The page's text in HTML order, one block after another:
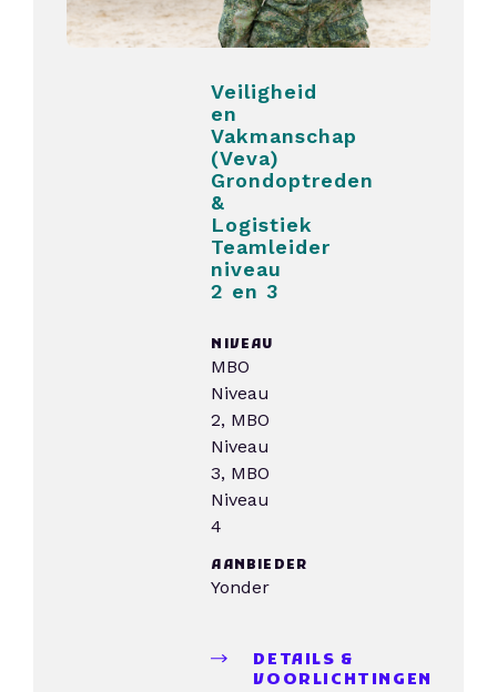
Veiligheid
en
Vakmanschap
(Veva)
Grondoptreden
&
Logistiek
Teamleider
niveau
2 en 3
NIVEAU
MBO
Niveau
2, MBO
Niveau
3, MBO
Niveau
4
AANBIEDER
Yonder
DETAILS &
VOORLICHTINGEN